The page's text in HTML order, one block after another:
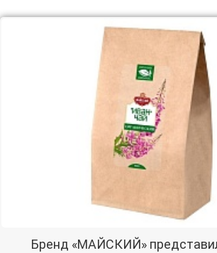
Бренд «МАЙСКИЙ»